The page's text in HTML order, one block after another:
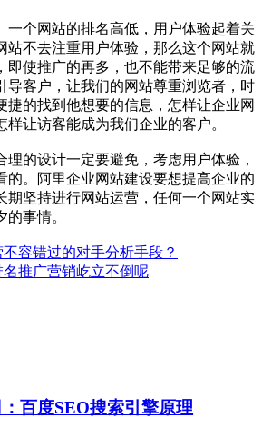
个网站的排名高低，用户体验起着关
站不去注重用户体验，那么这个网站就
即使推广的再多，也不能带来足够的流
导客户，让我们的网站尊重浏览者，时
捷的找到他想要的信息，怎样让企业网
让访客能成为我们企业的客户。
的设计一定要避免，考虑用户体验，
的。阿里企业网站建设要想提高企业的
期坚持进行网站运营，任何一个网站实
事情。
容错过的对手分析手段？
推广营销屹立不倒呢
百度SEO搜索引擎原理